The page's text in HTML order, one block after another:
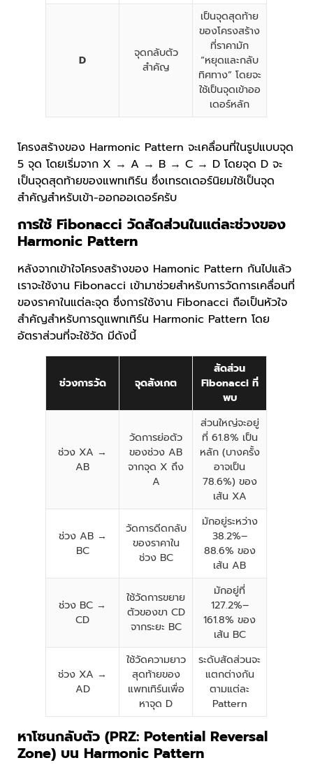
D
จุดกลับตัว
สำคัญ
เป็นจุดสุดท้าย
ของโครงสร้าง
ที่ราคามัก
“หยุดและกลับ
ทิศทาง” โดยจะ
ใช้เป็นจุดเข้าออ
เดอร์หลัก
โครงสร้างของ Harmonic Pattern จะเคลื่อนที่ในรูปแบบจุด
5 จุด โดยเริ่มจาก X → A → B → C → D โดยจุด D จะ
เป็นจุดสุดท้ายของแพทเทิร์น ซึ่งเทรดเดอร์นิยมใช้เป็นจุด
สำคัญสำหรับเข้า-ออกออเดอร์ครับ
การใช้ Fibonacci วัดสัดส่วนในแต่ละช่วงของ
Harmonic Pattern
หลังจากเข้าใจโครงสร้างของ Hamonic Pattern กันไปแล้ว
เราจะใช้งาน Fibonacci เข้ามาช่วยสำหรับการวัดการเคลื่อนที่
ของราคาในแต่ละจุด ซึ่งการใช้งาน Fibonacci ถือเป็นหัวใจ
สำคัญสำหรับการดูแพทเทิร์น Harmonic Pattern โดย
อัตราส่วนที่จะใช้วัด มีดังนี้
ช่วงการวัด จุดสังเกต
สัดส่วน
Fibonacci ที่
พบ
ช่วง XA →
AB
วัดการย่อตัว
ของช่วง AB
จากจุด X ถึง
A
ส่วนใหญ่จะอยู่
ที่ 61.8% เป็น
หลัก (บางครั้ง
อาจเป็น
78.6%) ของ
เส้น XA
ช่วง AB →
BC
วัดการดีดกลับ
ของราคาใน
ช่วง BC
มักอยู่ระหว่าง
38.2%–
88.6% ของ
เส้น AB
ช่วง BC →
CD
ใช้วัดการขยาย
ตัวของขา CD
จากระยะ BC
มักอยู่ที่
127.2%–
161.8% ของ
เส้น BC
ช่วง XA →
AD
ใช้วัดความยาว
สุดท้ายของ
แพทเทิร์นเพื่อ
หาจุด D
ระดับสัดส่วนจะ
แตกต่างกัน
ตามแต่ละ
Pattern
หาโซนกลับตัว (PRZ: Potential Reversal
Zone) บน Harmonic Pattern